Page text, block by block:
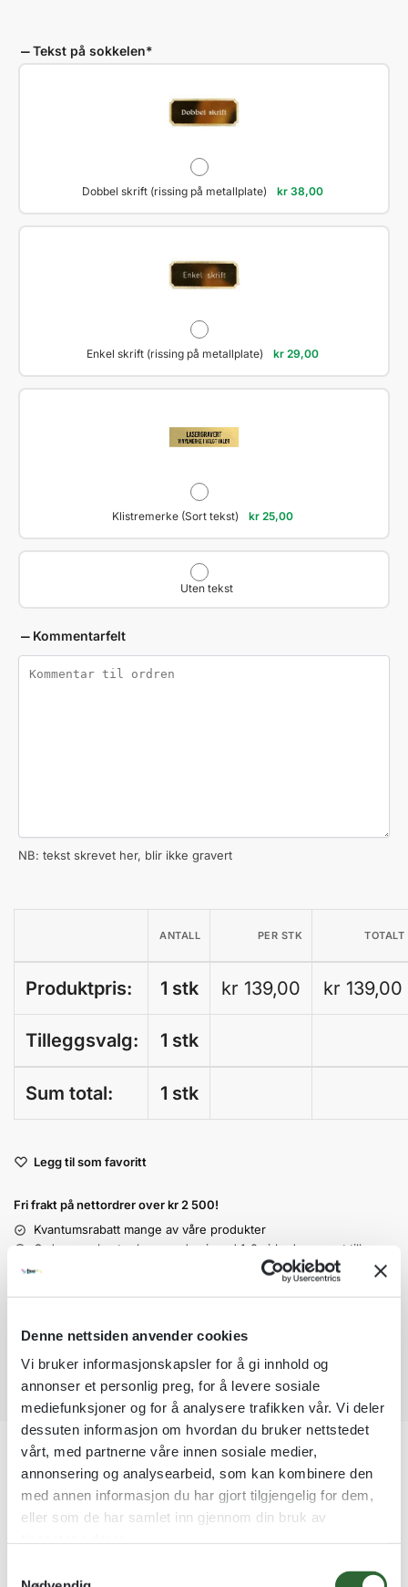
Denne nettsiden anvender cookies
Vi bruker informasjonskapsler for å gi innhold og
annonser et personlig preg, for å levere sosiale
mediefunksjoner og for å analysere trafikken vår. Vi deler
dessuten informasjon om hvordan du bruker nettstedet
vårt, med partnerne våre innen sosiale medier,
annonsering og analysearbeid, som kan kombinere den
med annen informasjon du har gjort tilgjengelig for dem,
eller som de har samlet inn gjennom din bruk av
Tekst på sokkelen*
Dobbel skrift (rissing på metallplate) kr 38,00
Enkel skrift (rissing på metallplate) kr 29,00
Klistremerke (Sort tekst) kr 25,00
Uten tekst
Kommentarfelt
NB: tekst skrevet her, blir ikke gravert
ANTALL PER STK TOTALT
Produktpris: 1 stk kr 139,00 kr 139,00
Tilleggsvalg: 1 stk
Sum total: 1 stk
l
e
r
n
Legg til som favoritt
Fri frakt på nettordrer over kr 2 500!
Kvantumsrabatt mange av våre produkter
Ordre som haster kan sendes innad 1-2 virkedager mot tillegg
Garantert trygg betaling
Tilleggsinformasjon